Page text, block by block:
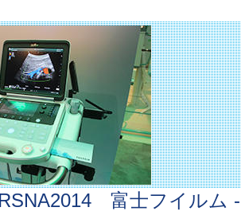
RSNA2014 富士フイルム